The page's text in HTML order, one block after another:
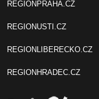
REGIONPRAHA.CZ
REGIONUSTI.CZ
REGIONLIBERECKO.CZ
REGIONHRADEC.CZ